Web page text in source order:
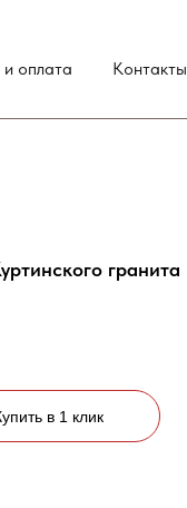
Контакты
оплата
гранита
в 1 клик